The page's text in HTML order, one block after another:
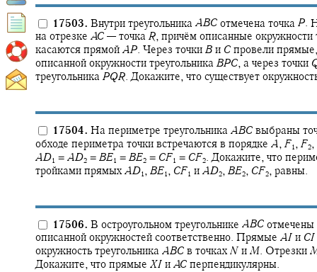
17503. Внутри треугольника ABC отмечена точка P.
на отрезке AC — точка R, причём описанные окружности
касаются прямой AP. Через точки B и C провели
описанной окружности треугольника BPC, а через точки
треугольника PQR. Докажите, что существует
17504. На периметре треугольника ABC выбраны
обходе периметра точки встречаются в порядке A, F1 , F2,
AD1 = AD2 = BE1 = BE2 = CF1 = CF2. Докажите, что
тройками прямых AD1 , BE1 , CF1 и AD2, BE2, CF2, равны.
17506. В остроугольном треугольнике ABC отмечены
описанной окружностей соответственно. Прямые AI и CI
окружность треугольника ABC в точках N и M. Отрезки
Докажите, что прямые XI и AC перпендикулярны.